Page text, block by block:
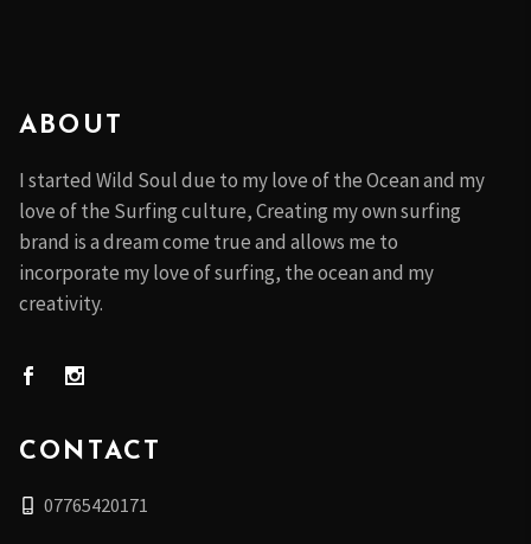
ABOUT
I started Wild Soul due to my love of the Ocean and my
love of the Surfing culture, Creating my own surfing
brand is a dream come true and allows me to
incorporate my love of surfing, the ocean and my
creativity.
CONTACT
07765420171